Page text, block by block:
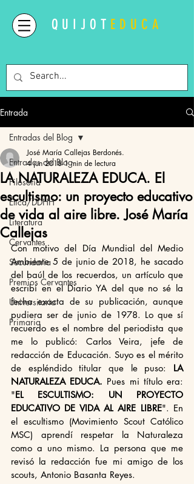
QUIJOT EDUCA
Entrada
Entradas del Blog
Filosofía
Ética/DDHH
Literatura
Cervantes
Secundaria
Premios Cervantes
Universitaria
Primaria
Entradas del Blog
LA NATURALEZA EDUCA. El
escultismo: un proyecto educativo
de vida al aire libre. José María
Callejas
José María Callejas Berdonés.
4 jun 2018 1 min de lectura
Con motivo del Día Mundial del Medio
Ambiente 5 de junio de 2018, he sacado
del baúl de los recuerdos, un artículo que
escribí en el Diario YA del que no sé la
fecha exacta de su publicación, aunque
pudiera ser de junio de 1978. Lo que sí
recuerdo es el nombre del periodista que
me lo publicó: Carlos Veira, jefe de
redacción de Educación. Suyo es el mérito
de espléndido titular que le puso: LA
NATURALEZA EDUCA. Pues mi título era:
"EL ESCULTISMO: UN PROYECTO
EDUCATIVO DE VIDA AL AIRE LIBRE". En
el escultismo (Movimiento Scout Católico
MSC) aprendí respetar la Naturaleza
como a uno mismo. La persona que me
revisó la redacción fue mi amigo de los
scouts, Antonio Basanta Reyes.